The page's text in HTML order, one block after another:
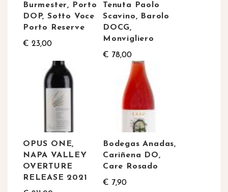
Burmester, Porto
DOP, Sotto Voce
Porto Reserve
€ 23,00
Tenuta Paolo
Scavino, Barolo
DOCG,
Monvigliero
€ 78,00
OPUS ONE,
NAPA VALLEY
OVERTURE
RELEASE 2021
Bodegas Anadas,
Cariñena DO,
Care Rosado
€ 7,90